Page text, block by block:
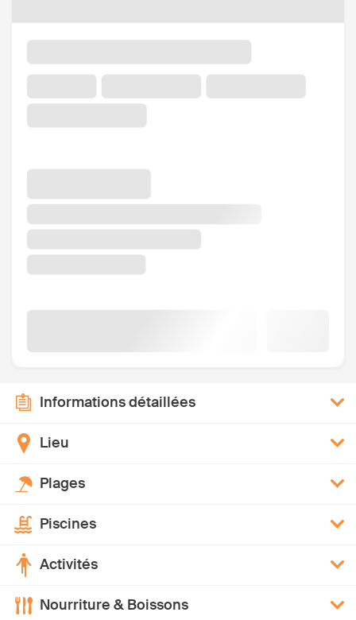
Informations détaillées
Lieu
Plages
Piscines
Activités
Nourriture & Boissons